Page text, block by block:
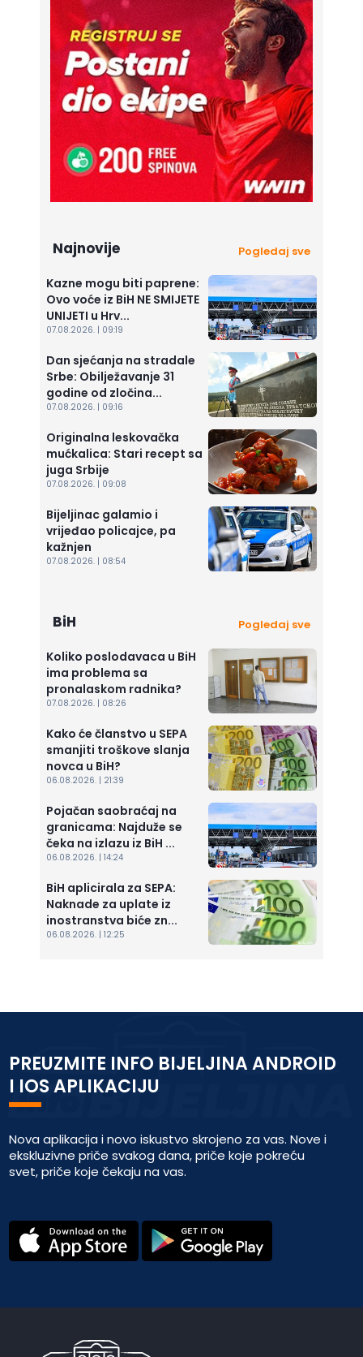
Najnovije Pogledaj sve
Kazne mogu biti paprene:
Ovo voće iz BiH NE SMIJETE
UNIJETI u Hrv...
07.08.2026. | 09:19
Dan sjećanja na stradale
Srbe: Obilježavanje 31
godine od zločina...
07.08.2026. | 09:16
Originalna leskovačka
mućkalica: Stari recept sa
juga Srbije
07.08.2026. | 09:08
Bijeljinac galamio i
vrijeđao policajce, pa
kažnjen
07.08.2026. | 08:54
BiH Pogledaj sve
Koliko poslodavaca u BiH
ima problema sa
pronalaskom radnika?
07.08.2026. | 08:26
Kako će članstvo u SEPA
smanjiti troškove slanja
novca u BiH?
06.08.2026. | 21:39
Pojačan saobraćaj na
granicama: Najduže se
čeka na izlazu iz BiH ...
06.08.2026. | 14:24
BiH aplicirala za SEPA:
Naknade za uplate iz
inostranstva biće zn...
06.08.2026. | 12:25
PREUZMITE INFO BIJELJINA ANDROID
I IOS APLIKACIJU
Nova aplikacija i novo iskustvo skrojeno za vas. Nove i
ekskluzivne priče svakog dana, priče koje pokreću
svet, priče koje čekaju na vas.